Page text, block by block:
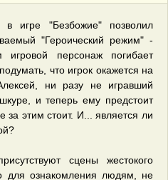
игре "Безбожие" позволил
"Героический режим" -
персонаж погибает
что игрок окажется на
ни разу не игравший
и теперь ему предстоит
за этим стоит. И... является ли
сцены жестокого
для ознакомления людям, не